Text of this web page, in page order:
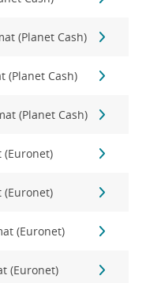
(Planet Cash)
(Planet Cash)
(Planet Cash)
(Euronet)
(Euronet)
(Euronet)
(Euronet)